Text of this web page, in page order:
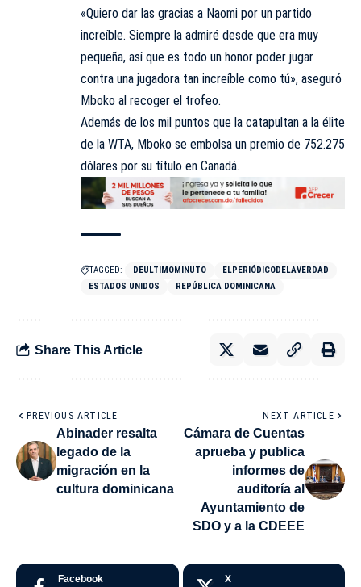
«Quiero dar las gracias a Naomi por un partido
increíble. Siempre la admiré desde que era muy
pequeña, así que es todo un honor poder jugar
contra una jugadora tan increíble como tú», aseguró
Mboko al recoger el trofeo.
Además de los mil puntos que la catapultan a la élite
de la WTA, Mboko se embolsa un premio de 752.275
dólares por su título en Canadá.
TAGGED: DEULTIMOMINUTO
ELPERIÓDICODELAVERDAD
ESTADOS UNIDOS
REPÚBLICA DOMINICANA
Share This Article
PREVIOUS ARTICLE
Abinader resalta
legado de la
migración en la
cultura dominicana
NEXT ARTICLE
Cámara de Cuentas
aprueba y publica
informes de
auditoría al
Ayuntamiento de
SDO y a la CDEEE
Facebook X